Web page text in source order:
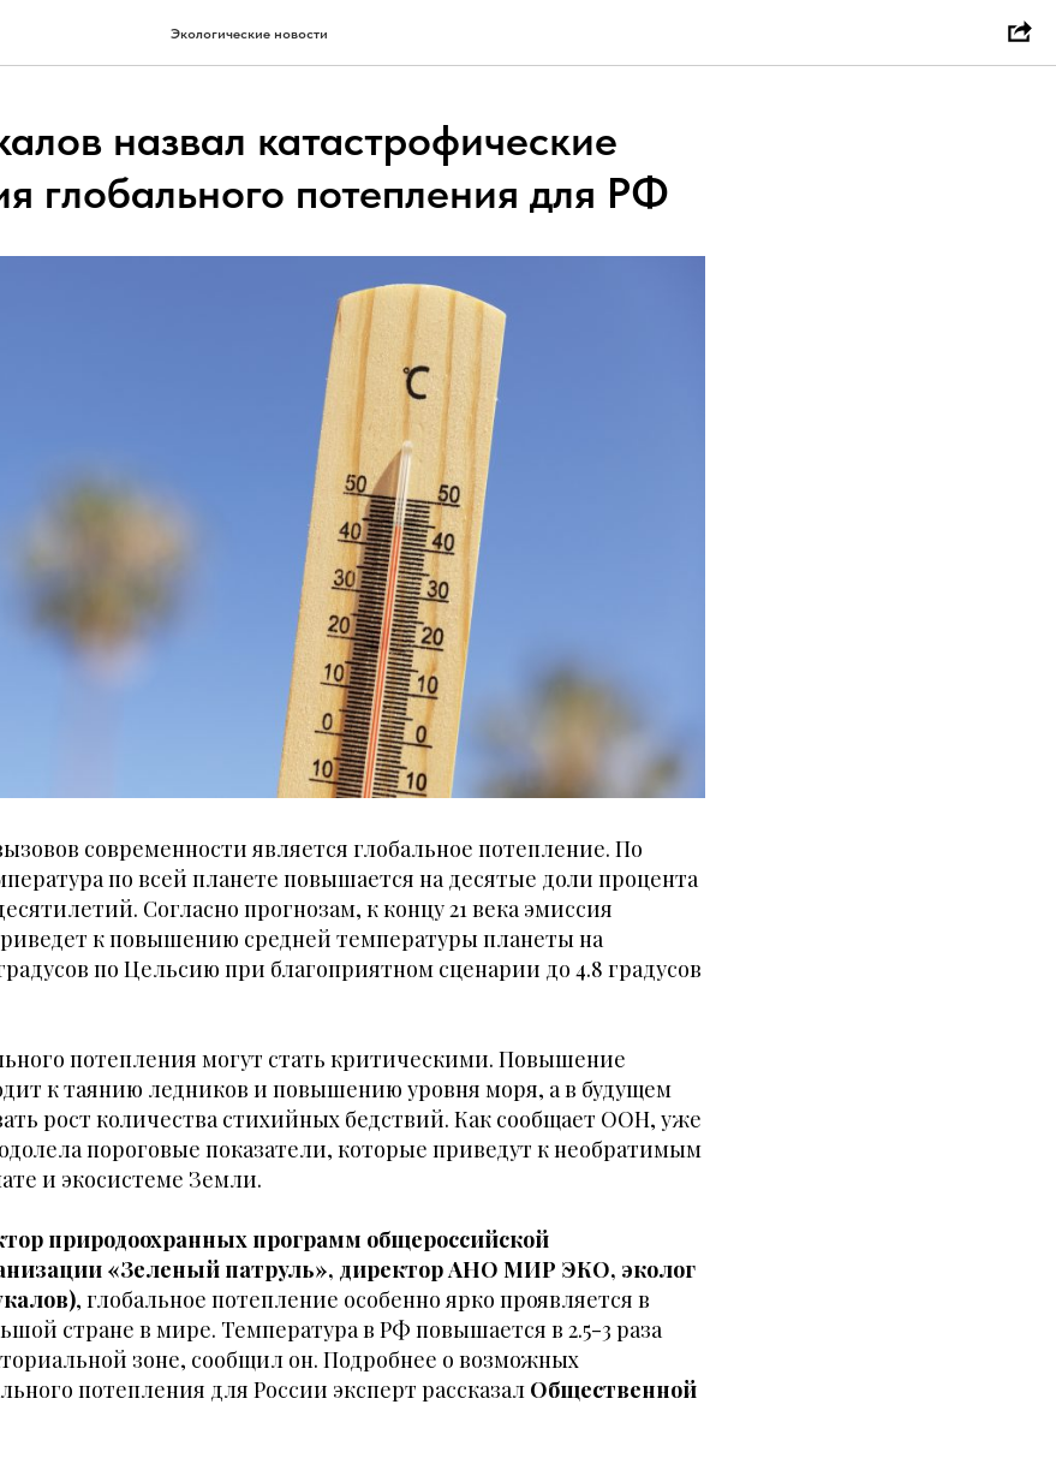
Экологические новости
назвал катастрофические
глобального потепления для РФ
современности является глобальное потепление. По
по всей планете повышается на десятые доли процента
Согласно прогнозам, к концу 21 века эмиссия
к повышению средней температуры планеты на
по Цельсию при благоприятном сценарии до 4.8 градусов
потепления могут стать критическими. Повышение
к таянию ледников и повышению уровня моря, а в будущем
рост количества стихийных бедствий. Как сообщает ООН, уже
пороговые показатели, которые приведут к необратимым
и экосистеме Земли.
природоохранных программ общероссийской
«Зеленый патруль», директор АНО МИР ЭКО, эколог
, глобальное потепление особенно ярко проявляется в
стране в мире. Температура в РФ повышается в 2.5-3 раза
зоне, сообщил он. Подробнее о возможных
потепления для России эксперт рассказал Общественной